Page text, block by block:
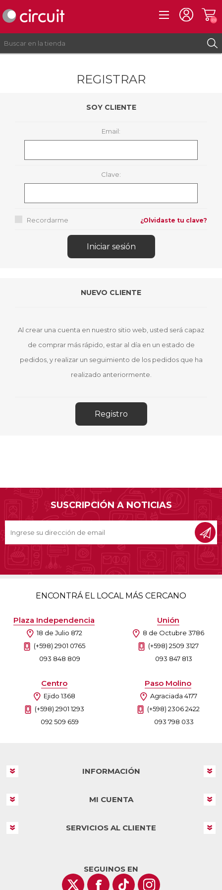
(0)
REGISTRAR
SOY CLIENTE
Email:
Clave:
Recordarme ¿Olvidaste tu clave?
NUEVO CLIENTE
Al crear una cuenta en nuestro sitio web, usted será capaz
de comprar más rápido, estar al día en un estado de
pedidos, y realizar un seguimiento de los pedidos que ha
realizado anteriormente.
SUSCRIPCIÓN A NOTICIAS
ENCONTRÁ EL LOCAL MÁS CERCANO
Plaza Independencia
18 de Julio 872
(+598) 2901 0765
093 848 809
Unión
8 de Octubre 3786
(+598) 2509 3127
093 847 813
Centro
Ejido 1368
(+598) 2901 1293
092 509 659
Paso Molino
Agraciada 4177
(+598) 2306 2422
093 798 033
INFORMACIÓN
MI CUENTA
SERVICIOS AL CLIENTE
SEGUINOS EN